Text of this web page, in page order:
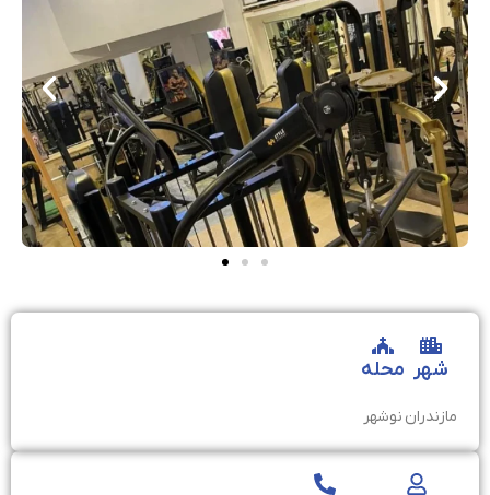
شهر
مازندران
محله
نوشهر